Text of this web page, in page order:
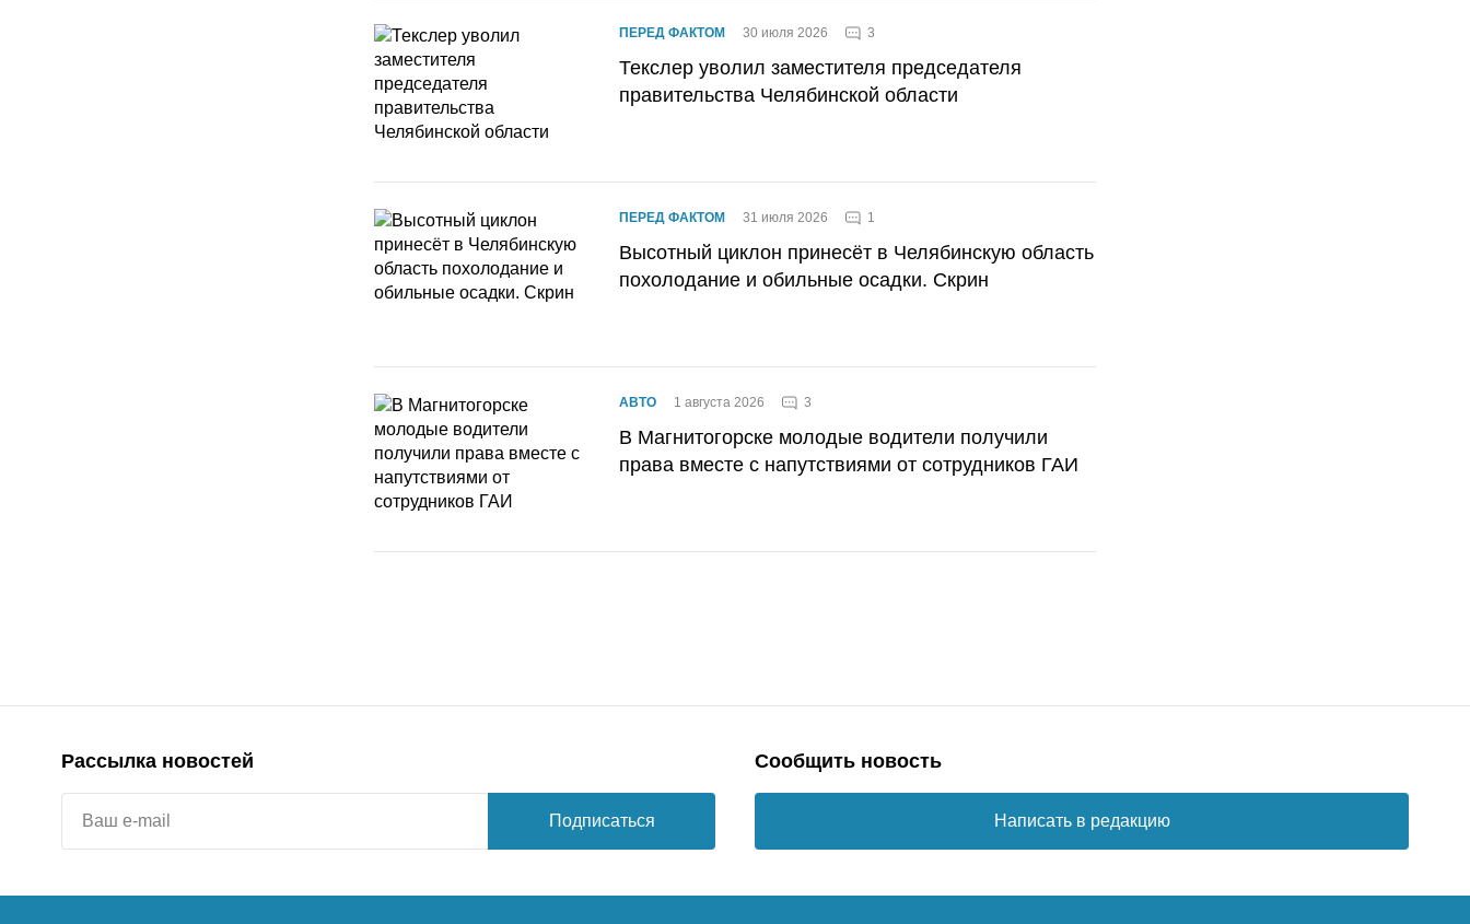
ПЕРЕД ФАКТОМ 30 июля 2026 3
Текслер уволил заместителя председателя
правительства Челябинской области
ПЕРЕД ФАКТОМ 31 июля 2026 1
Высотный циклон принесёт в Челябинскую область
похолодание и обильные осадки. Скрин
АВТО 1 августа 2026 3
В Магнитогорске молодые водители получили
права вместе с напутствиями от сотрудников ГАИ
Рассылка новостей
Подписаться
Сообщить новость
Написать в редакцию